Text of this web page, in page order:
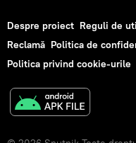
Despre proiect Reguli de
Reclamă Politica de
Politica privind cookie-urile